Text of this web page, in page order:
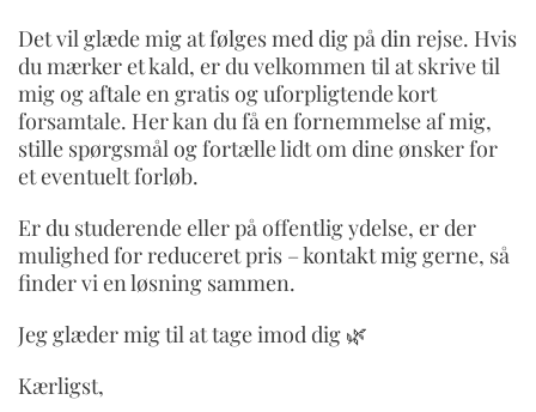
Det vil glæde mig at følges med dig på din rejse. Hvis
du mærker et kald, er du velkommen til at skrive til
mig og aftale en gratis og uforpligtende kort
forsamtale. Her kan du få en fornemmelse af mig,
stille spørgsmål og fortælle lidt om dine ønsker for
et eventuelt forløb.
Er du studerende eller på offentlig ydelse, er der
mulighed for reduceret pris – kontakt mig gerne, så
finder vi en løsning sammen.
Jeg glæder mig til at tage imod dig 🌿
Kærligst,